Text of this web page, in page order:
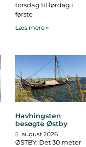
torsdag til lørdag i
første
Læs mere »
Havhingsten
besøgte Østby
5. august 2026
ØSTBY: Det 30 meter